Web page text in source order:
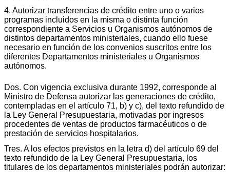
4. Autorizar transferencias de crédito entre uno o varios
programas incluidos en la misma o distinta función
correspondiente a Servicios u Organismos autónomos de
distintos departamentos ministeriales, cuando ello fuese
necesario en función de los convenios suscritos entre los
diferentes Departamentos ministeriales u Organismos
autónomos.
Dos. Con vigencia exclusiva durante 1992, corresponde al
Ministro de Defensa autorizar las generaciones de crédito,
contempladas en el artículo 71, b) y c), del texto refundido de
la Ley General Presupuestaria, motivadas por ingresos
procedentes de ventas de productos farmacéuticos o de
prestación de servicios hospitalarios.
Tres. A los efectos previstos en la letra d) del artículo 69 del
texto refundido de la Ley General Presupuestaria, los
titulares de los departamentos ministeriales podrán autorizar: